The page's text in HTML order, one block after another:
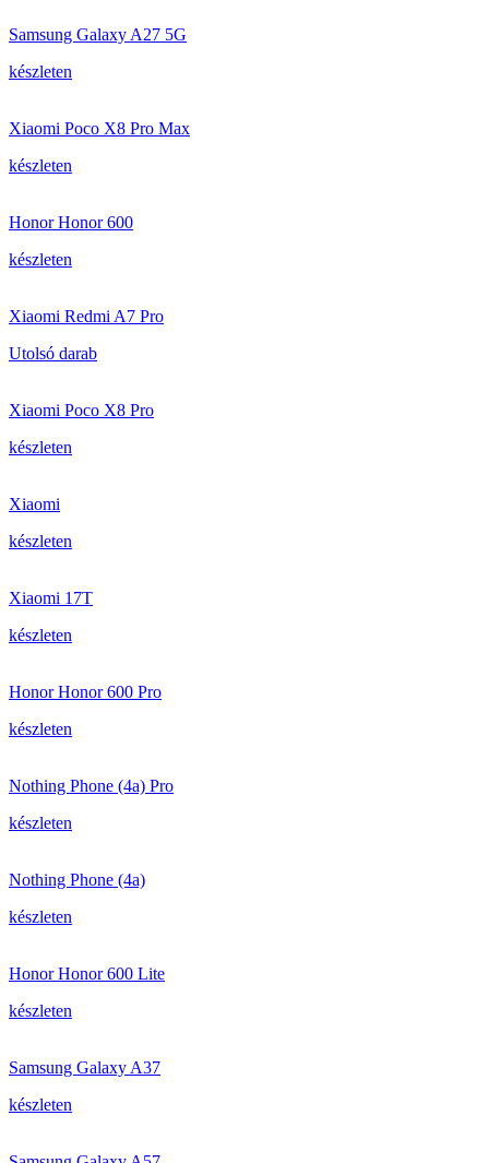
Samsung Galaxy A27 5G
készleten
Xiaomi Poco X8 Pro Max
készleten
Honor Honor 600
készleten
Xiaomi Redmi A7 Pro
Utolsó darab
Xiaomi Poco X8 Pro
készleten
Xiaomi
készleten
Xiaomi 17T
készleten
Honor Honor 600 Pro
készleten
Nothing Phone (4a) Pro
készleten
Nothing Phone (4a)
készleten
Honor Honor 600 Lite
készleten
Samsung Galaxy A37
készleten